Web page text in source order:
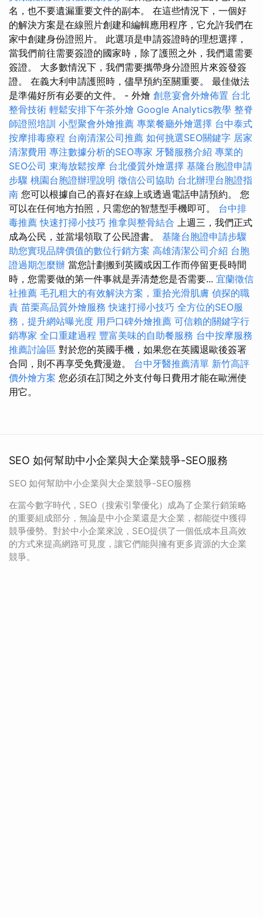
名，也不要遺漏重要文件的副本。 在這些情況下，一個好
的解決方案是在線照片創建和編輯應用程序，它允許我們在
家中創建身份證照片。 此選項是申請簽證時的理想選擇，
當我們前往需要簽證的國家時，除了護照之外，我們還需要
簽證。 大多數情況下，我們需要攜帶身分證照片來簽發簽
證。 在義大利申請護照時，儘早預約至關重要。 最佳做法
是準備好所有必要的文件。 - 外燴 創意宴會外燴佈置 台北
整骨技術 輕鬆安排下午茶外燴 Google Analytics教學 整脊
師證照培訓 小型聚會外燴推薦 專業餐廳外燴選擇 台中泰式
按摩排毒療程 台南清潔公司推薦 如何挑選SEO關鍵字 居家
清潔費用 專注數據分析的SEO專家 牙醫服務介紹 專業的
SEO公司 東海放鬆按摩 台北優質外燴選擇 基隆台胞證申請
步驟 桃園台胞證辦理說明 徵信公司協助 台北辦理台胞證指
南 您可以根據自己的喜好在線上或透過電話申請預約。 您
可以在任何地方拍照，只需您的智慧型手機即可。 台中排
毒推薦 快速打掃小技巧 推拿與整骨結合 上週三，我們正式
成為公民，並當場領取了公民證書。 基隆台胞證申請步驟
助您實現品牌價值的數位行銷方案 高雄清潔公司介紹 台胞
證過期怎麼辦 當您計劃搬到英國或因工作而停留更長時間
時，您需要做的第一件事就是弄清楚您是否需要... 宜蘭徵信
社推薦 毛孔粗大的有效解決方案，重拾光滑肌膚 偵探的職
責 苗栗高品質外燴服務快速打掃小技巧 全方位的SEO服
務，提升網站曝光度 用戶口碑外燴推薦 可信賴的關鍵字行
銷專家 全口重建過程 豐富美味的自助餐服務 台中按摩服務
推薦討論區 對於您的英國手機，如果您在英國退歐後簽署
合同，則不再享受免費漫遊。 台中牙醫推薦清單 新竹高評
價外燴方案 您必須在訂閱之外支付每日費用才能在歐洲使
用它。
SEO 如何幫助中小企業與大企業競爭-SEO服務
SEO 如何幫助中小企業與大企業競爭-SEO服務
在當今數字時代，SEO（搜索引擎優化）成為了企業行銷策略
的重要組成部分，無論是中小企業還是大企業，都能從中獲得
競爭優勢。對於中小企業來說，SEO提供了一個低成本且高效
的方式來提高網路可見度，讓它們能與擁有更多資源的大企業
競爭。